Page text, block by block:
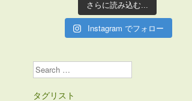
さらに読み込む...
Instagram でフォロー
Search
タグリスト